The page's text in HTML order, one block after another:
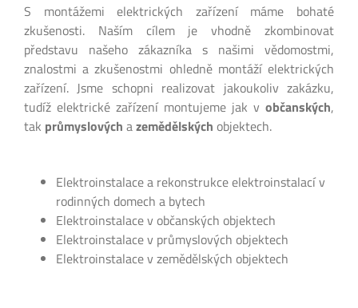
S montážemi elektrických zařízení máme bohaté
zkušenosti. Naším cílem je vhodně zkombinovat
představu našeho zákazníka s našimi vědomostmi,
znalostmi a zkušenostmi ohledně montáží elektrických
zařízení. Jsme schopni realizovat jakoukoliv zakázku,
tudíž elektrické zařízení montujeme jak v občanských,
tak průmyslových azemědělských objektech.
Elektroinstalace a rekonstrukce elektroinstalací v
rodinných domech a bytech
Elektroinstalace v občanských objektech
Elektroinstalace v průmyslových objektech
Elektroinstalace v zemědělských objektech